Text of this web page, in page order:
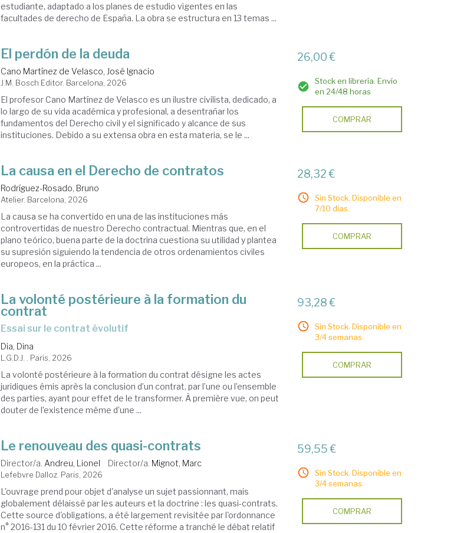
estudiante, adaptado a los planes de estudio vigentes en las
facultades de derecho de España. La obra se estructura en 13 temas ...
El perdón de la deuda
Cano Martínez de Velasco, José Ignacio
J.M. Bosch Editor. Barcelona, 2026
El profesor Cano Martínez de Velasco es un ilustre civilista, dedicado, a
lo largo de su vida académica y profesional, a desentrañar los
fundamentos del Derecho civil y el significado y alcance de sus
instituciones. Debido a su extensa obra en esta materia, se le ...
26,00 €
Stock en librería. Envío
en 24/48 horas
COMPRAR
La causa en el Derecho de contratos
Rodríguez-Rosado, Bruno
Atelier. Barcelona, 2026
La causa se ha convertido en una de las instituciones más
controvertidas de nuestro Derecho contractual. Mientras que, en el
plano teórico, buena parte de la doctrina cuestiona su utilidad y plantea
su supresión siguiendo la tendencia de otros ordenamientos civiles
europeos, en la práctica ...
28,32 €
Sin Stock. Disponible en
7/10 días.
COMPRAR
La volonté postérieure à la formation du
contrat
Essai sur le contrat évolutif
Dia, Dina
L.G.D.J. . Paris, 2026
La volonté postérieure à la formation du contrat désigne les actes
juridiques émis après la conclusion d’un contrat, par l’une ou l’ensemble
des parties, ayant pour effet de le transformer. À première vue, on peut
douter de l’existence même d’une ...
93,28 €
Sin Stock. Disponible en
3/4 semanas.
COMPRAR
Le renouveau des quasi-contrats
Director/a. Andreu, Lionel Director/a. Mignot, Marc
Lefebvre Dalloz. Paris, 2026
L'ouvrage prend pour objet d'analyse un sujet passionnant, mais
globalement délaissé par les auteurs et la doctrine : les quasi-contrats.
Cette source d'obligations, a été largement revisitée par l'ordonnance
n° 2016-131 du 10 février 2016. Cette réforme a tranché le débat relatif
59,55 €
Sin Stock. Disponible en
3/4 semanas.
COMPRAR